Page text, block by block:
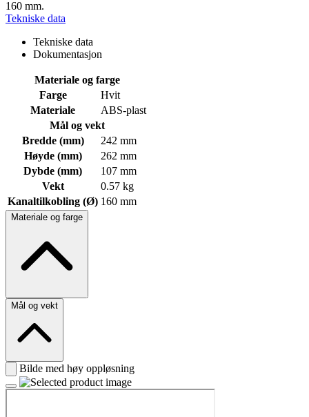
160 mm.
Tekniske data
Tekniske data
Dokumentasjon
Materiale og farge
Farge
Hvit
Materiale
ABS-plast
Mål og vekt
Bredde (mm)
242 mm
Høyde (mm)
262 mm
Dybde (mm)
107 mm
Vekt
0.57 kg
Kanaltilkobling (Ø) 160 mm
Materiale og farge
Mål og vekt
Bilde med høy oppløsning